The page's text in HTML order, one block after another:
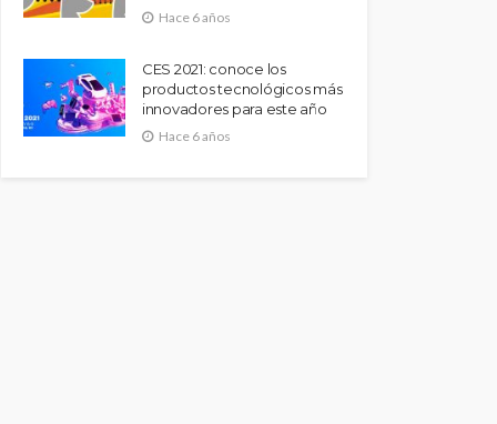
Hace 6 años
CES 2021: conoce los
productos tecnológicos más
innovadores para este año
Hace 6 años